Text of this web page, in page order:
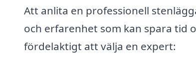
Att anlita en professionell
och erfarenhet som kan spara tid
fördelaktigt att välja en expert: